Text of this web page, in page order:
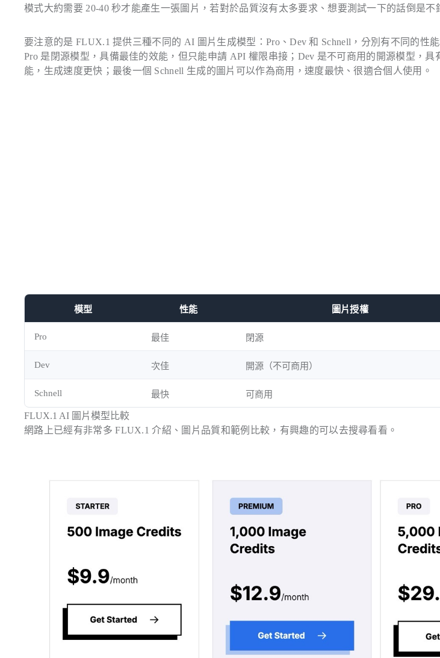
模式大約需要 20-40 秒才能產生一張圖片，若對於品質沒有太多要求、想要測試一下的話倒是不
要注意的是 FLUX.1 提供三種不同的 AI 圖片生成模型：Pro、Dev 和 Schnell，分別有不同的性
Pro 是閉源模型，具備最佳的效能，但只能申請 API 權限串接；Dev 是不可商用的開源模型，具
能，生成速度更快；最後一個 Schnell 生成的圖片可以作為商用，速度最快、很適合個人使用。
模型 性能 圖片授權
Pro 最佳 閉源
Dev 次佳 開源（不可商用）
Schnell 最快 可商用
FLUX.1 AI 圖片模型比較
網路上已經有非常多 FLUX.1 介紹、圖片品質和範例比較，有興趣的可以去搜尋看看。